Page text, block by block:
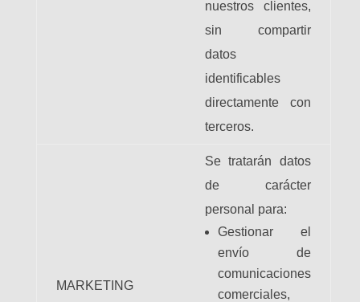
nuestros clientes,
sin compartir
datos
identificables
directamente con
terceros.
MARKETING
Se tratarán datos
de carácter
personal para:
Gestionar el
envío de
comunicaciones
comerciales,